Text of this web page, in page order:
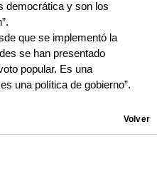
democrática y son los
que se implementó la
se han presentado
popular. Es una
una política de gobierno”.
Volver